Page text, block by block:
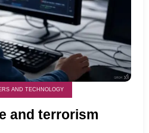
AND TECHNOLOGY
and terrorism